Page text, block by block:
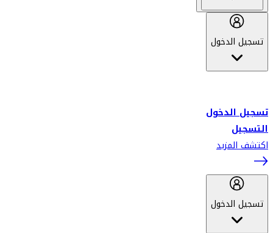
تسجيل الدخول
تسجيل الدخول
التسجيل
اكتشف المزيد
تسجيل الدخول